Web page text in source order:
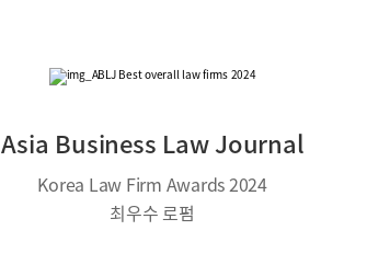
Asia Business Law Journal
Korea Law Firm Awards 2024
최우수 로펌